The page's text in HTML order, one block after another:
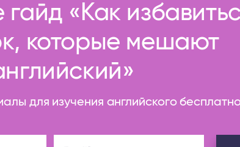
«Как
которые мешают
для изучения английского